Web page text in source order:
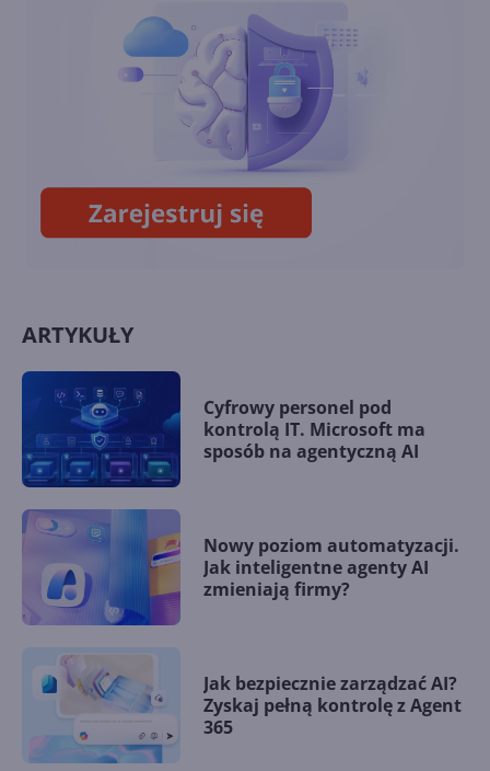
konsumentów. Ile będzie
kosztować?
Październikowa aktualizacja
opcjonalna Windows 10 22H2
(build 19045.5073)
ARTYKUŁY
Cyfrowy personel pod
kontrolą IT. Microsoft ma
sposób na agentyczną AI
Nowy poziom automatyzacji.
Jak inteligentne agenty AI
zmieniają firmy?
Jak bezpiecznie zarządzać AI?
Zyskaj pełną kontrolę z Agent
365